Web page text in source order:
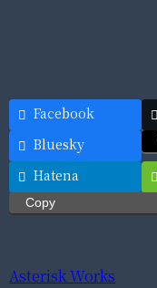
Facebook
Bluesky
Hatena
Copy
Asterisk Works